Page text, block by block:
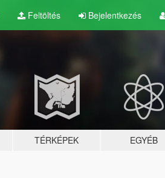
Feltöltés Bejelentkezés
TÉRKÉPEK EGYÉB